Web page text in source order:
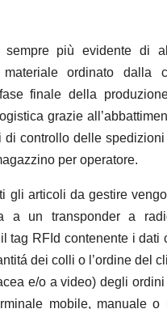
sempre più evidente di
ordinato dalla
finale della
grazie
di controllo delle
per operatore.
gli articoli da gestire
a un transponder a
RFId contenente i dati
dei colli o l’ordine del
e/o a video) degli
mobile, manuale o